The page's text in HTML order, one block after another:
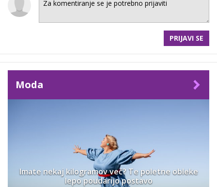
PRIJAVI SE
Moda
Imate nekaj kilogramov več? Te poletne obleke
lepo poudarijo postavo